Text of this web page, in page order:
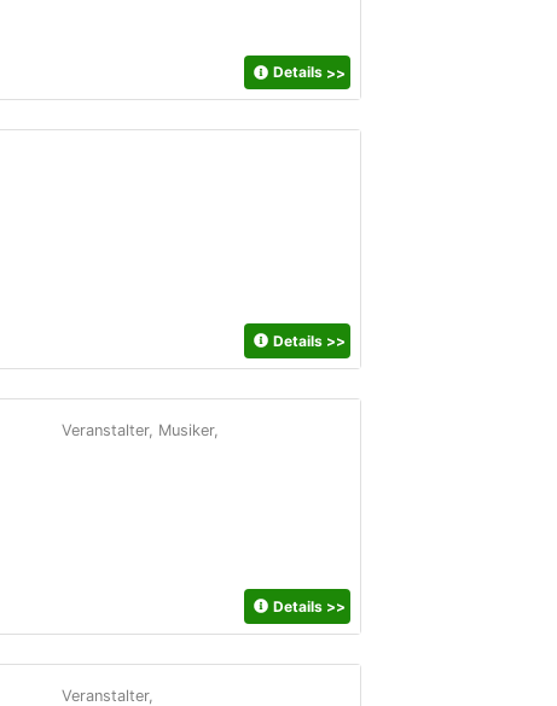
Details >>
Details >>
Veranstalter, Musiker,
Details >>
Veranstalter,